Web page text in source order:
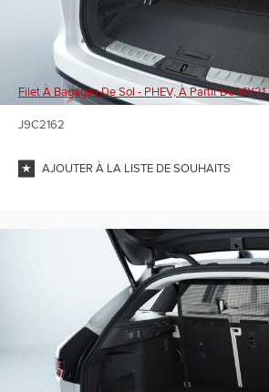
Filet À Bagages De Sol - PHEV, À Partir De MY21
J9C2162
AJOUTER À LA LISTE DE SOUHAITS